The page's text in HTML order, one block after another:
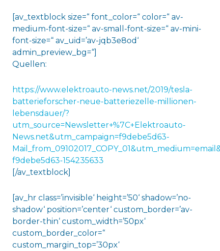
[av_textblock size=“ font_color=“ color=“ av-
medium-font-size=“ av-small-font-size=“ av-mini-
font-size=“ av_uid=’av-jqb3e8od‘
admin_preview_bg=“]
Quellen:
https://www.elektroauto-news.net/2019/tesla-
batterieforscher-neue-batteriezelle-millionen-
lebensdauer/?
utm_source=Newsletter+%7C+Elektroauto-
News.net&utm_campaign=f9debe5d63-
f9debe5d63-154235633
[/av_textblock]
[av_hr class=’invisible‘ height=’50‘ shadow=’no-
shadow‘ position=’center‘ custom_border=’av-
border-thin‘ custom_width=’50px‘
custom_border_color=“
custom_margin_top=’30px‘